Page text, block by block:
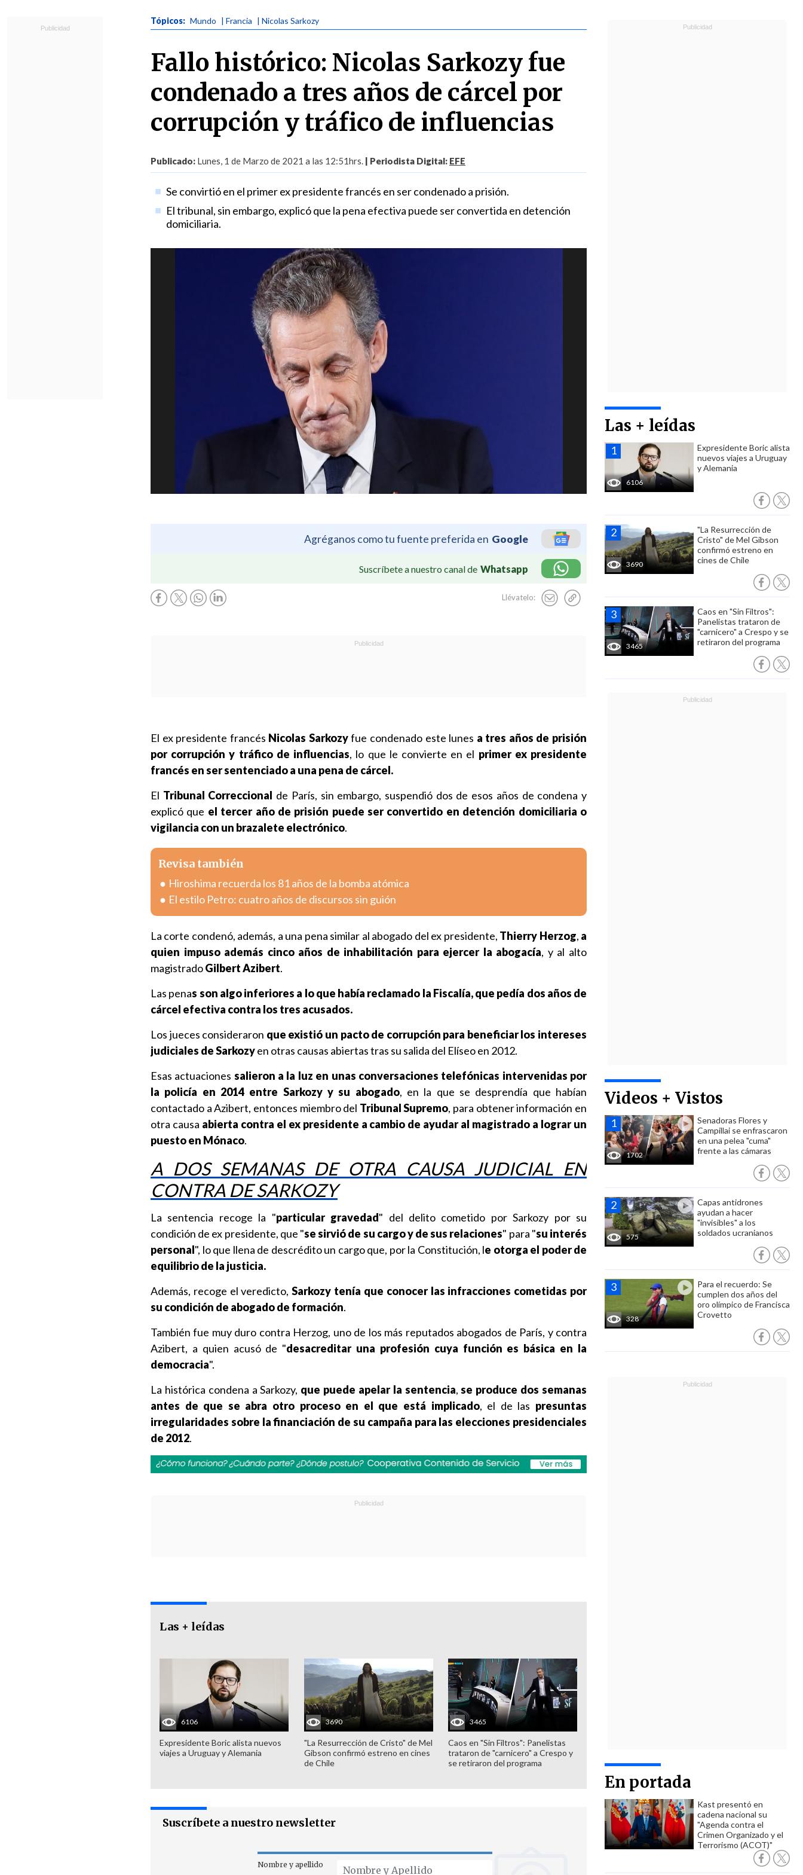
Tópicos: Mundo | Francia | Nicolas Sarkozy
Fallo histórico: Nicolas Sarkozy fue
condenado a tres años de cárcel por
corrupción y tráfico de influencias
Publicado: Lunes, 1 de Marzo de 2021 a las 12:51hrs. | Periodista Digital: EFE
Se convirtió en el primer ex presidente francés en ser condenado a prisión.
El tribunal, sin embargo, explicó que la pena efectiva puede ser convertida en detención
domiciliaria.
Agréganos como tu fuente preferida en Google
Suscríbete a nuestro canal de Whatsapp
Llévatelo:
Las + leídas
6106
Expresidente Boric alista
nuevos viajes a Uruguay
y Alemania
3690
"La Resurrección de
Cristo" de Mel Gibson
confirmó estreno en
cines de Chile
3465
Caos en "Sin Filtros":
Panelistas trataron de
"carnicero" a Crespo y se
retiraron del programa
Videos + Vistos
1702
Senadoras Flores y
Campillai se enfrascaron
en una pelea "cuma"
frente a las cámaras
575
Capas antidrones
ayudan a hacer
"invisibles" a los
soldados ucranianos
328
Para el recuerdo: Se
cumplen dos años del
oro olímpico de Francisca
Crovetto
En portada
Kast presentó en
cadena nacional su
"Agenda contra el
Crimen Organizado y el
Terrorismo (ACOT)"
El ex presidente francés Nicolas Sarkozyfue condenado este lunes a tres años de prisión
por corrupción y tráfico de influencias, lo que le convierte en el primer ex presidente
francés en ser sentenciado a una pena de cárcel.
El Tribunal Correccional de París, sin embargo, suspendió dos de esos años de condena y
explicó que el tercer año de prisión puede ser convertido en detención domiciliaria o
vigilancia con un brazalete electrónico.
Revisa también
Hiroshima recuerda los 81 años de la bomba atómica
El estilo Petro: cuatro años de discursos sin guión
La corte condenó, además, a una pena similar al abogado del ex presidente, Thierry Herzog, a
quien impuso además cinco años de inhabilitación para ejercer la abogacía, y al alto
magistradoGilbert Azibert.
Las penas son algo inferiores a lo que había reclamado la Fiscalía, que pedía dos años de
cárcel efectiva contra los tres acusados.
Los jueces consideraron que existió un pacto de corrupción para beneficiar los intereses
judiciales de Sarkozyen otras causas abiertas tras su salida del Elíseo en 2012.
Esas actuaciones salieron a la luz en unas conversaciones telefónicas intervenidas por
la policía en 2014 entre Sarkozy y su abogado, en la que se desprendía que habían
contactado a Azibert, entonces miembro del Tribunal Supremo, para obtener información en
otra causa abierta contra el ex presidente a cambio de ayudar al magistrado a lograr un
puesto en Mónaco.
A DOS SEMANAS DE OTRA CAUSA JUDICIAL EN
CONTRA DE SARKOZY
La sentencia recoge la "particular gravedad" del delito cometido por Sarkozy por su
condición de ex presidente, que "se sirvió de su cargo y de sus relaciones" para "su interés
personal", lo que llena de descrédito un cargo que, por la Constitución, le otorga el poder de
equilibrio de la justicia.
Además, recoge el veredicto,Sarkozy tenía que conocer las infracciones cometidas por
su condición de abogado de formación.
También fue muy duro contra Herzog, uno de los más reputados abogados de París, y contra
Azibert, a quien acusó de "desacreditar una profesión cuya función es básica en la
democracia".
La histórica condena a Sarkozy, que puede apelar la sentencia,se produce dos semanas
antes de que se abra otro proceso en el que está implicado, el de las presuntas
irregularidades sobre la financiación de su campaña para las elecciones presidenciales
de 2012.
Las + leídas
6106
Expresidente Boric alista nuevos
viajes a Uruguay y Alemania
3690
"La Resurrección de Cristo" de Mel
Gibson confirmó estreno en cines
de Chile
3465
Caos en "Sin Filtros": Panelistas
trataron de "carnicero" a Crespo y
se retiraron del programa
Suscríbete a nuestro newsletter
Nombre y apellido